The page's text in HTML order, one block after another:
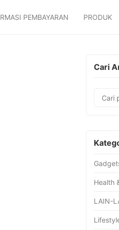
PEMBAYARAN PRODUK
Cari
Health
LAIN-